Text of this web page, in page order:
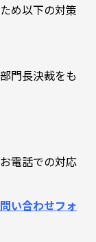
め以下の対策
門長決裁をも
電話での対応
い合わせフォ